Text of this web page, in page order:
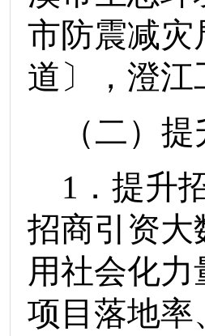
市防震减灾
道〕
， 澄江
（二）
1 ．提升
招商引资大
用社会化
项目落地率